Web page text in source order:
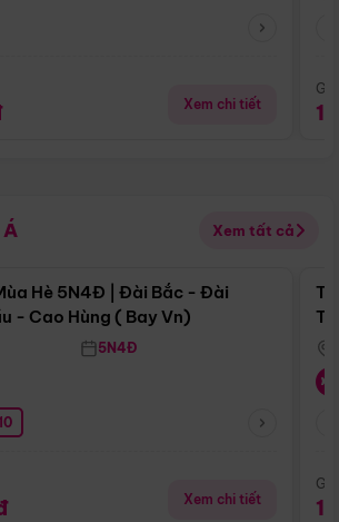
Xem chi tiết
Á Xem tất cả
Điểm nổi bật
Hè 5N4Đ | Đài Bắc - Đài
- Cao Hùng ( Bay Vn)
5N4Đ
Xem chi tiết